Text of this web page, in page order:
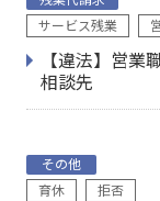
サービス残業
【違法】営
相談先
その他
育休
拒否